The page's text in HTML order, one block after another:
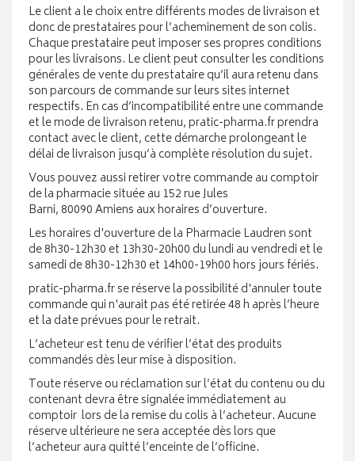
Le client a le choix entre différents modes de livraison et
donc de prestataires pour l’acheminement de son colis.
Chaque prestataire peut imposer ses propres conditions
pour les livraisons. Le client peut consulter les conditions
générales de vente du prestataire qu’il aura retenu dans
son parcours de commande sur leurs sites internet
respectifs. En cas d’incompatibilité entre une commande
et le mode de livraison retenu, pratic-pharma.fr prendra
contact avec le client, cette démarche prolongeant le
délai de livraison jusqu’à complète résolution du sujet.
Vous pouvez aussi retirer votre commande au comptoir
de la pharmacie située au 152 rue Jules
Barni, 80090 Amiens aux horaires d’ouverture.
Les horaires d'ouverture de la Pharmacie Laudren sont
de 8h30-12h30 et 13h30-20h00 du lundi au vendredi et le
samedi de 8h30-12h30 et 14h00-19h00 hors jours fériés.
pratic-pharma.fr se réserve la possibilité d'annuler toute
commande qui n'aurait pas été retirée 48 h après l’heure
et la date prévues pour le retrait.
L’acheteur est tenu de vérifier l’état des produits
commandés dès leur mise à disposition.
Toute réserve ou réclamation sur l’état du contenu ou du
contenant devra être signalée immédiatement au
comptoir lors de la remise du colis à l’acheteur. Aucune
réserve ultérieure ne sera acceptée dès lors que
l’acheteur aura quitté l’enceinte de l’officine.